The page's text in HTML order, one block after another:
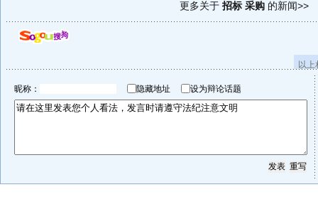
更多关于 招标 采购 的新闻>>
以
昵称： 隐藏地址 设为辩论话题